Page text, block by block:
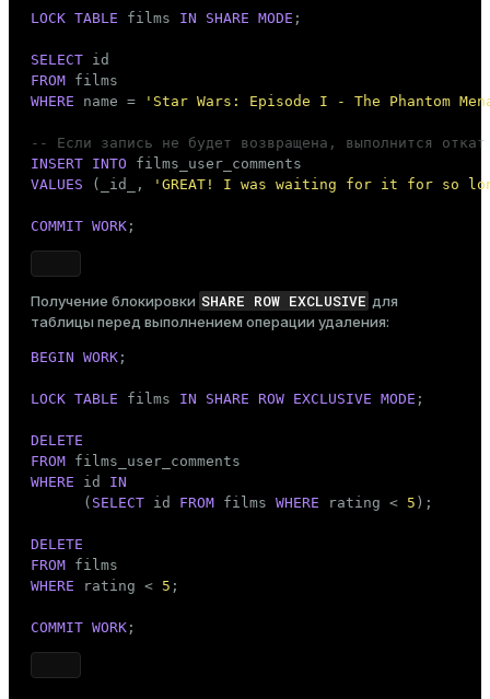
LOCK TABLE films IN SHARE MODE ;
SELECT
FROM
WHERE name = 'Star Wars: Episode I - The Phantom
-- Если запись не будет возвращена, выполнится откат
INSERT INTO
VALUES (_id_, 'GREAT! I was waiting for it for so
COMMIT WORK ;
Получение блокировки SHARE ROW EXCLUSIVE для
таблицы перед выполнением операции удаления:
BEGIN WORK ;
LOCK TABLE films IN SHARE ROW EXCLUSIVE MODE ;
DELETE
FROM
WHERE id IN
      (
SELECT id FROM films WHERE rating < 5 );
DELETE
FROM
WHERE rating < 5 ;
COMMIT WORK ;